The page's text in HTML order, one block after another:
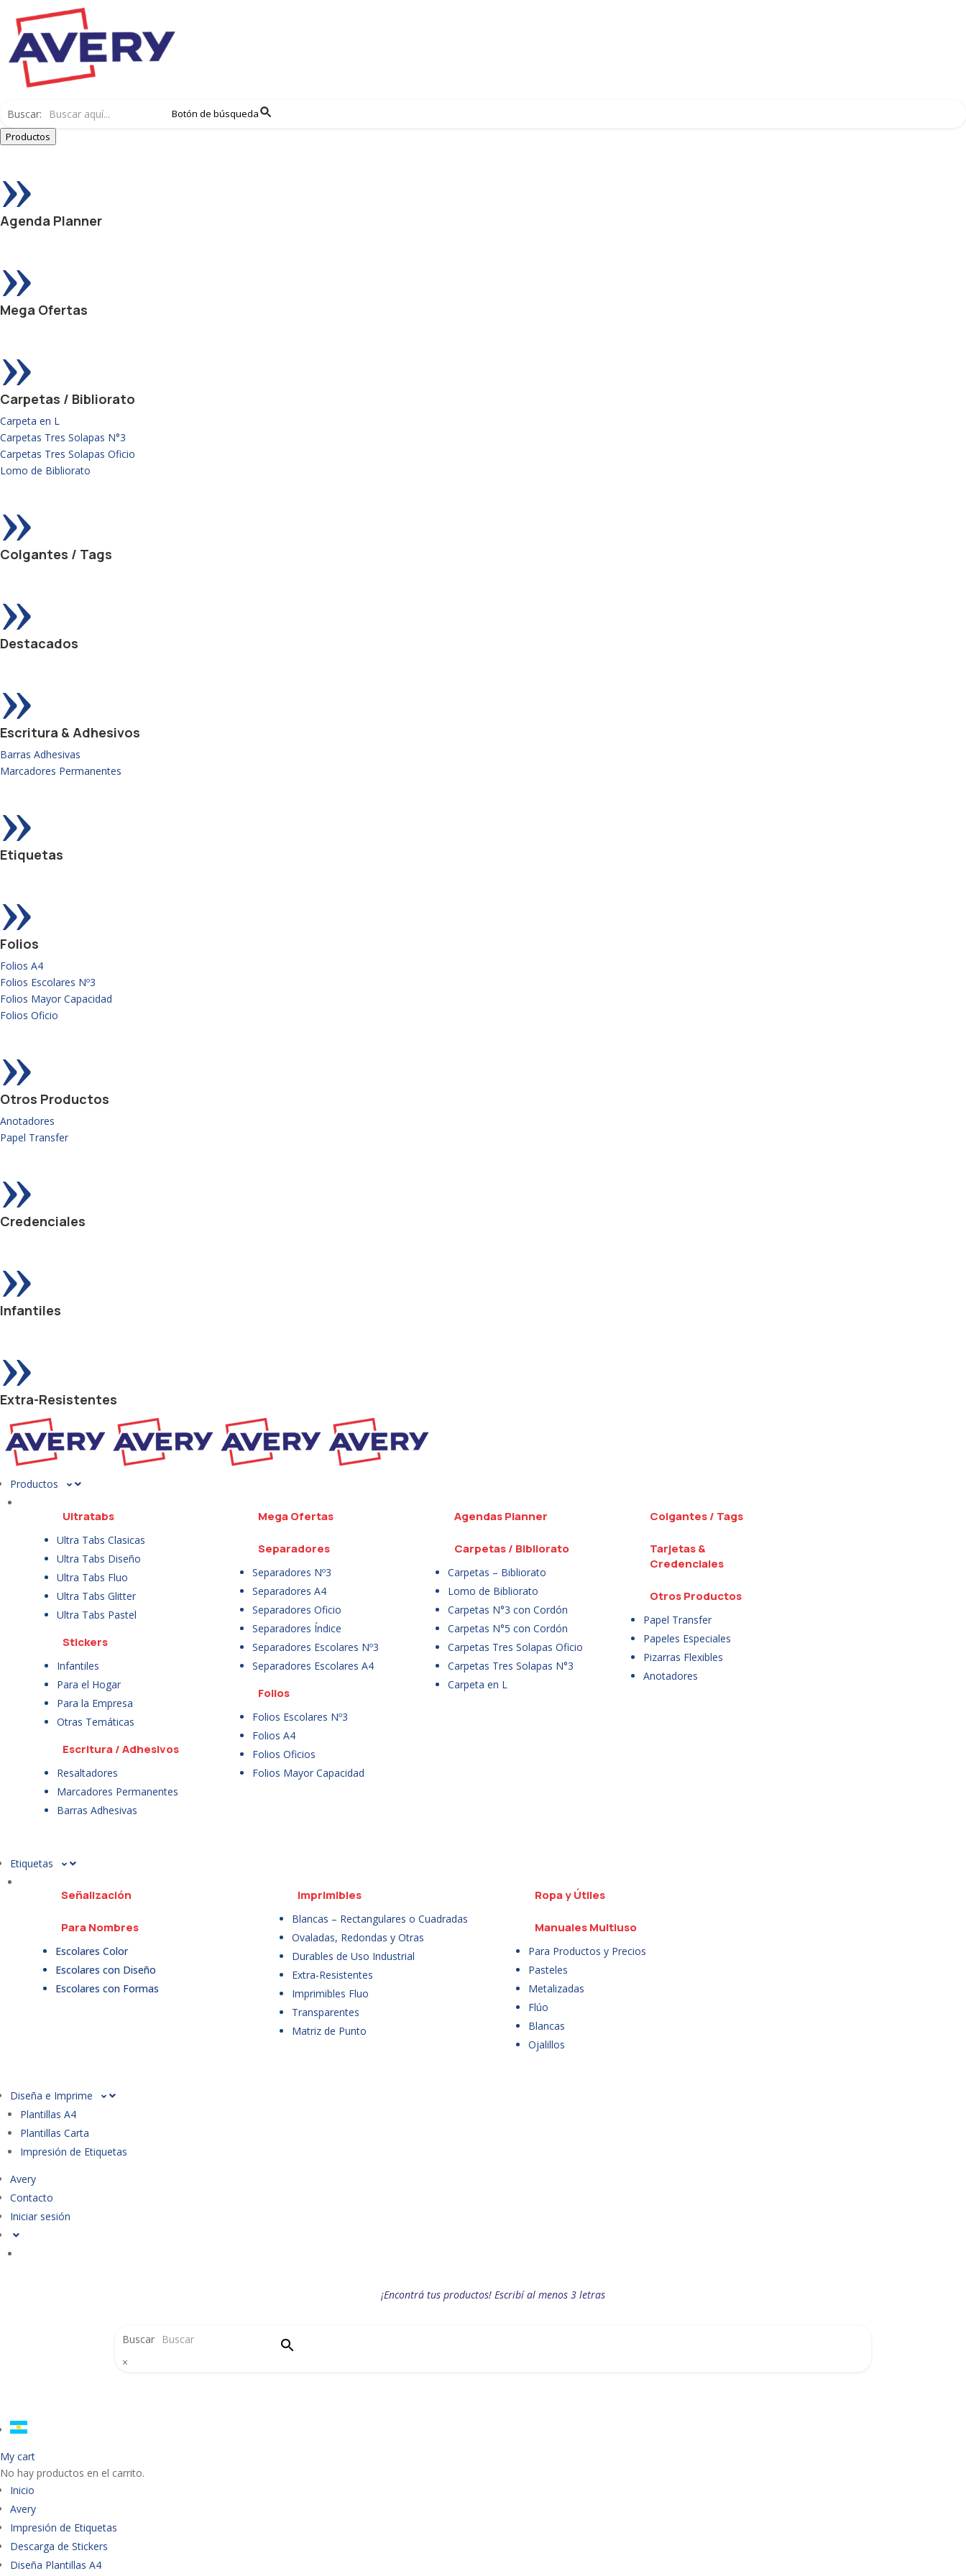
Buscar:
Botón de búsqueda
Productos
»
Agenda Planner
»
Mega Ofertas
»
Carpetas / Bibliorato
Carpeta en L
Carpetas Tres Solapas N°3
Carpetas Tres Solapas Oficio
Lomo de Bibliorato
»
Colgantes / Tags
»
Destacados
»
Escritura & Adhesivos
Barras Adhesivas
Marcadores Permanentes
»
Etiquetas
»
Folios
Folios A4
Folios Escolares Nº3
Folios Mayor Capacidad
Folios Oficio
»
Otros Productos
Anotadores
Papel Transfer
»
Credenciales
»
Infantiles
»
Extra-Resistentes
Productos
Ultratabs
Ultra Tabs Clasicas
Ultra Tabs Diseño
Ultra Tabs Fluo
Ultra Tabs Glitter
Ultra Tabs Pastel
Stickers
Infantiles
Para el Hogar
Para la Empresa
Otras Temáticas
Escritura / Adhesivos
Resaltadores
Marcadores Permanentes
Barras Adhesivas
Mega Ofertas
Separadores
Separadores Nº3
Separadores A4
Separadores Oficio
Separadores Índice
Separadores Escolares Nº3
Separadores Escolares A4
Folios
Folios Escolares Nº3
Folios A4
Folios Oficios
Folios Mayor Capacidad
Agendas Planner
Carpetas / Bibliorato
Carpetas – Bibliorato
Lomo de Bibliorato
Carpetas N°3 con Cordón
Carpetas N°5 con Cordón
Carpetas Tres Solapas Oficio
Carpetas Tres Solapas N°3
Carpeta en L
Colgantes / Tags
Tarjetas &
Credenciales
Otros Productos
Papel Transfer
Papeles Especiales
Pizarras Flexibles
Anotadores
Etiquetas
Señalización
Para Nombres
Escolares Color
Escolares con Diseño
Escolares con Formas
Imprimibles
Blancas – Rectangulares o Cuadradas
Ovaladas, Redondas y Otras
Durables de Uso Industrial
Extra-Resistentes
Imprimibles Fluo
Transparentes
Matriz de Punto
Ropa y Útiles
Manuales Multiuso
Para Productos y Precios
Pasteles
Metalizadas
Flúo
Blancas
Ojalillos
Diseña e Imprime
Plantillas A4
Plantillas Carta
Impresión de Etiquetas
Avery
Contacto
Iniciar sesión
¡Encontrá tus productos! Escribí al menos 3 letras
Buscar
×
My cart
No hay productos en el carrito.
Inicio
Avery
Impresión de Etiquetas
Descarga de Stickers
Diseña Plantillas A4